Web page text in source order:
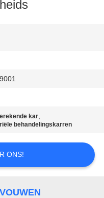
kar,
behandelingskarren
ONS!